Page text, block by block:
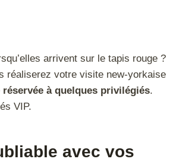
arrivent sur le tapis rouge ?
réaliserez votre visite new-yorkaise
à quelques privilégiés.
VIP.
avec vos